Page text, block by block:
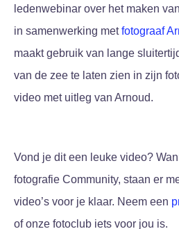
ledenwebinar over het maken
in samenwerking metfotograaf
maakt gebruik van lange
van de zee te laten zien in zijn
video met uitleg van Arnoud.
Vond je dit een leuke video?
fotografie Community, staan er
video’s voor je klaar. Neem een
of onze fotoclub iets voor jou is.